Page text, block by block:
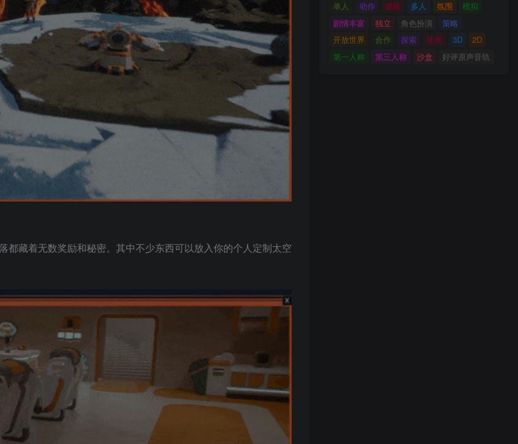
藏着无数奖励和秘密。其中不少东西可以放入你的个人定制太空
单人 动作 冒险 多人 氛围
模拟
剧情丰富
独立 角色扮演
策略
开放世界
合作 探索 休闲 3D
2D
第一人称
第三人称 沙盒 好评原声音轨